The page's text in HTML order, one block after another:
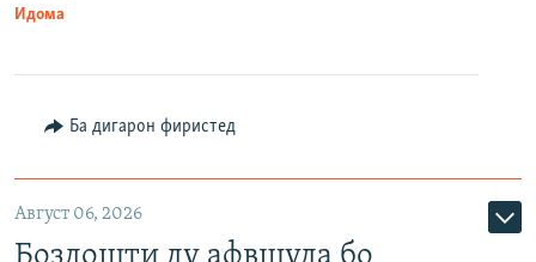
Идома
Ба дигарон фиристед
Август 06, 2026